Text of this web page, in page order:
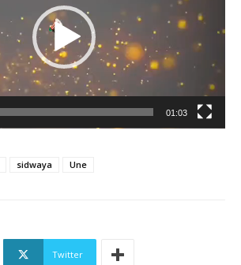
01:03
sidwaya Une
Twitter